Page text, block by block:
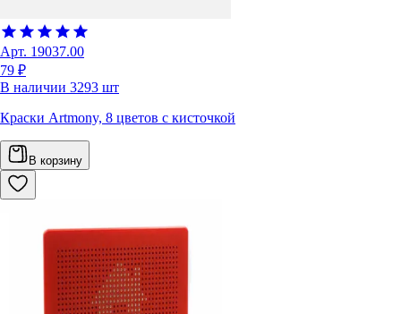
Арт. 19037.00
79 ₽
В наличии 3293 шт
Краски Artmony, 8 цветов с кисточкой
В корзину